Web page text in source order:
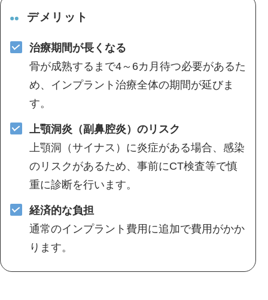
デメリット
治療期間が長くなる
骨が成熟するまで4～6カ月待つ必要があるた
め、インプラント治療全体の期間が延びま
す。
上顎洞炎（副鼻腔炎）のリスク
上顎洞（サイナス）に炎症がある場合、感染
のリスクがあるため、事前にCT検査等で慎
重に診断を行います。
経済的な負担
通常のインプラント費用に追加で費用がかか
ります。